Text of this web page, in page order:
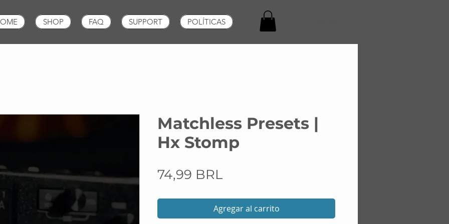
SHOP FAQ SUPPORT POLÍTICAS
Matchless Presets |
Hx Stomp
74,99 BRLPrecio
Agregar al carrito